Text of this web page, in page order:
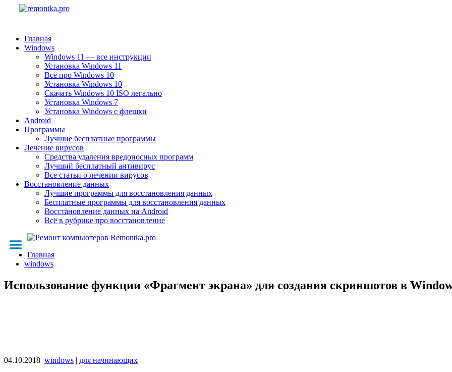
Главная
Windows
Windows 11 — все инструкции
Установка Windows 11
Всё про Windows 10
Установка Windows 10
Скачать Windows 10 ISO легально
Установка Windows 7
Установка Windows с флешки
Android
Программы
Лучшие бесплатные программы
Лечение вирусов
Средства удаления вредоносных программ
Лучший бесплатный антивирус
Все статьи о лечении вирусов
Восстановление данных
Лучшие программы для восстановления данных
Бесплатные программы для восстановления данных
Восстановление данных на Android
Всё в рубрике про восстановление
Главная
windows
Использование функции «Фрагмент экрана» для создания скриншотов в
04.10.2018 windows | для начинающих